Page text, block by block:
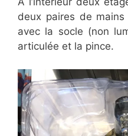
deux paires de mains
avec la socle (non
articulée et la pince.